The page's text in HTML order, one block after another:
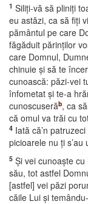
1 Siliţi-vă să pliniţi
eu astăzi, ca să fiţi
pământul pe care
făgăduit părinţilor
care Domnul,
chinuie şi să te
cunoască: păzi-vei
înfometat şi te-a
cunoscuserăb, ca
că omul va trăi cu
4 Iată că’n
picioarele nu ţi s’au
5 Şi vei cunoaşte
său, tot astfel
[astfel] vei păzi
căile Lui şi